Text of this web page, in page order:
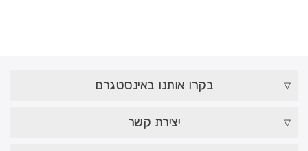
בקרו אותנו באינסטגרם
יצירת קשר